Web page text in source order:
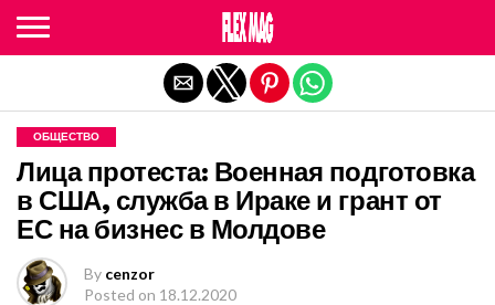
ОБЩЕСТВО
Лица протеста: Военная подготовка
в США, служба в Ираке и грант от
ЕС на бизнес в Молдове
By cenzor
Posted on 18.12.2020
Exit mobile version